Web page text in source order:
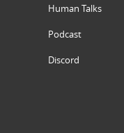
Human Talks
Podcast
Discord